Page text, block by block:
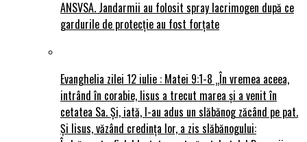
ANSVSA. Jandarmii au folosit spray lacrimogen după ce
gardurile de protecție au fost forțate
Evanghelia zilei 12 iulie : Matei 9:1-8 „În vremea aceea,
intrând în corabie, Iisus a trecut marea și a venit în
cetatea Sa. Și, iată, I-au adus un slăbănog zăcând pe pat.
Și Iisus, văzând credința lor, a zis slăbănogului: